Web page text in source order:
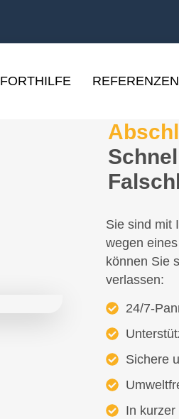
REFERENZEN
Sie sind mit
wegen
können Sie
verlassen:
24/7-
Sichere
In